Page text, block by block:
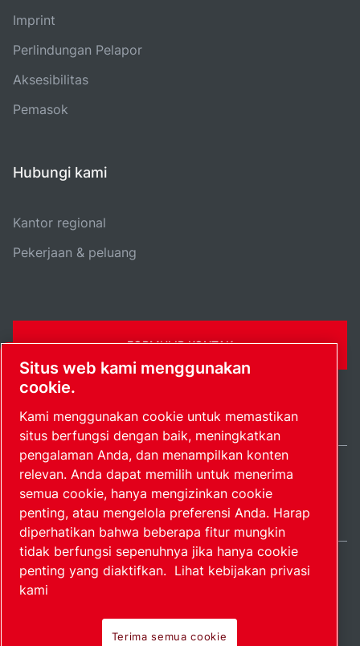
Imprint
Perlindungan Pelapor
Aksesibilitas
Pemasok
Hubungi kami
Kantor regional
Pekerjaan & peluang
FORMULIR KONTAK
Peta situsKelola preferensi© 2026 Hak Cipta.
Indonesia / IN
Produk perintis.
Situs web kami menggunakan
cookie.
Kami menggunakan cookie untuk memastikan
situs berfungsi dengan baik, meningkatkan
pengalaman Anda, dan menampilkan konten
relevan. Anda dapat memilih untuk menerima
semua cookie, hanya mengizinkan cookie
penting, atau mengelola preferensi Anda. Harap
diperhatikan bahwa beberapa fitur mungkin
tidak berfungsi sepenuhnya jika hanya cookie
penting yang diaktifkan. Lihat kebijakan privasi
kami
Terima semua cookie